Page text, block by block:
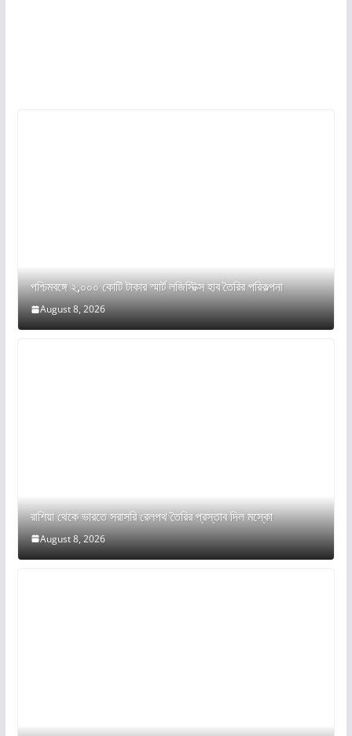
পশ্চিমবঙ্গে ২,০০০ কোটি টাকার স্মার্ট লজিস্টিক্স হাব তৈরির পরিকল্পনা
August 8, 2026
রাশিয়া থেকে ভারতে সরাসরি রেলপথ তৈরির প্রস্তাব দিল মস্কো
August 8, 2026